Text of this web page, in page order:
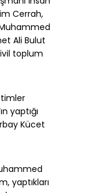
Cerrah,
Ali Bulut
toplum
yaptığı
Kücet
yaptıkları